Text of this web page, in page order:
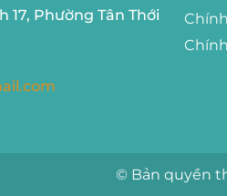
17, Phường Tân Thới
© Bản quyền